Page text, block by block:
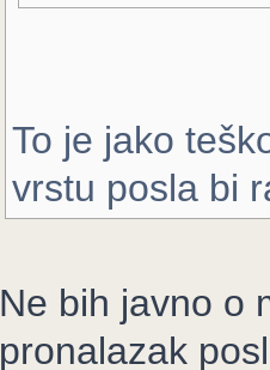
To je jako
vrstu posla bi
Ne bih javno o
pronalazak